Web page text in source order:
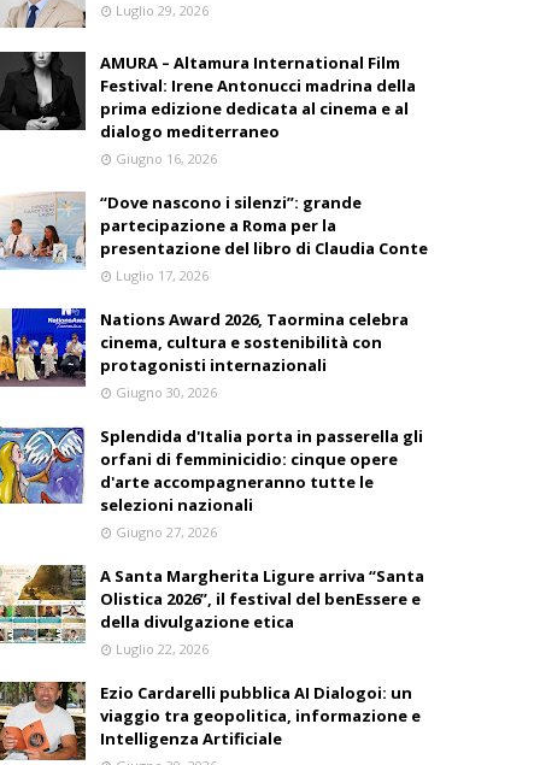
Luglio 29, 2026
AMURA – Altamura International Film
Festival: Irene Antonucci madrina della
prima edizione dedicata al cinema e al
dialogo mediterraneo
Giugno 16, 2026
“Dove nascono i silenzi”: grande
partecipazione a Roma per la
presentazione del libro di Claudia Conte
Luglio 17, 2026
Nations Award 2026, Taormina celebra
cinema, cultura e sostenibilità con
protagonisti internazionali
Giugno 30, 2026
Splendida d'Italia porta in passerella gli
orfani di femminicidio: cinque opere
d'arte accompagneranno tutte le
selezioni nazionali
Giugno 27, 2026
A Santa Margherita Ligure arriva “Santa
Olistica 2026”, il festival del benEssere e
della divulgazione etica
Luglio 22, 2026
Ezio Cardarelli pubblica AI Dialogoi: un
viaggio tra geopolitica, informazione e
Intelligenza Artificiale